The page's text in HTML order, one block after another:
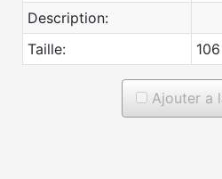
Description:
Taille:
Ajouter a